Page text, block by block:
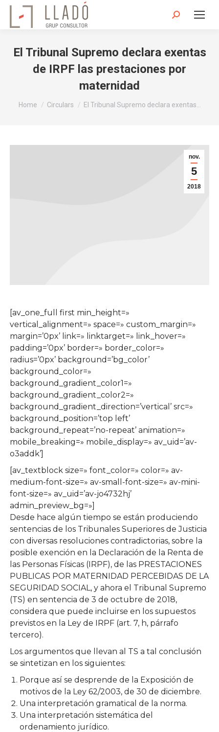
Search:
El Tribunal Supremo declara exentas
de IRPF las prestaciones por
maternidad
You are here:
Home Circulars El Tribunal Supremo declara exentas…
nov.
5
2018
[av_one_full first min_height=»
vertical_alignment=» space=» custom_margin=»
margin=’0px’ link=» linktarget=» link_hover=»
padding=’0px’ border=» border_color=»
radius=’0px’ background=’bg_color’
background_color=»
background_gradient_color1=»
background_gradient_color2=»
background_gradient_direction=’vertical’ src=»
background_position=’top left’
background_repeat=’no-repeat’ animation=»
mobile_breaking=» mobile_display=» av_uid=’av-
o3addk’]
[av_textblock size=» font_color=» color=» av-
medium-font-size=» av-small-font-size=» av-mini-
font-size=» av_uid=’av-jo4732hj’
admin_preview_bg=»]
Desde hace algún tiempo se están produciendo
sentencias de los Tribunales Superiores de Justicia
con diversas resoluciones contradictorias, sobre la
posible exención en la Declaración de la Renta de
las Personas Físicas (IRPF), de las PRESTACIONES
PUBLICAS POR MATERNIDAD PERCEBIDAS DE LA
SEGURIDAD SOCIAL, y ahora el Tribunal Supremo
(TS) en sentencia de 3 de octubre de 2018,
considera que puede incluirse en los supuestos
previstos en la Ley de IRPF (art. 7, h, párrafo
tercero).
Los argumentos que llevan al TS a tal conclusión
se sintetizan en los siguientes:
Porque así se desprende de la Exposición de
motivos de la Ley 62/2003, de 30 de diciembre.
Una interpretación gramatical de la norma.
Una interpretación sistemática del
ordenamiento jurídico.